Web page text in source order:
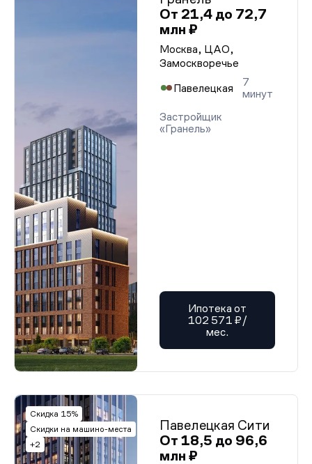
От 21,4 до 72,7
млн ₽
Москва, ЦАО,
Замоскворечье
Павелецкая
7
минут
Застройщик
«Гранель»
Ипотека от
102 571 ₽/
мес.
Скидка 15%
Скидки на машино-места
+2
Павелецкая Сити
От 18,5 до 96,6
млн ₽